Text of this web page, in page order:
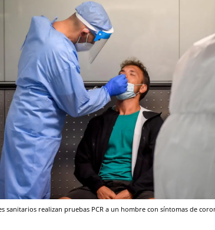
sanitarios realizan pruebas PCR a un hombre con síntomas de